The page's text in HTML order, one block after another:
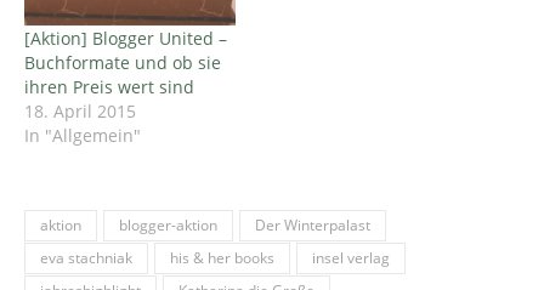
[Aktion] Blogger United –
Buchformate und ob sie
ihren Preis wert sind
18. April 2015
In "Allgemein"
aktion blogger-aktion
Der Winterpalast
eva stachniak
his & her books
insel verlag